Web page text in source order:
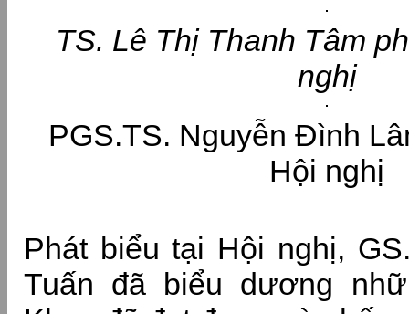
TS. Lê Thị Thanh Tâm
nghị
PGS.TS. Nguyễn Đình
Hội nghị
Phát biểu tại Hội nghị,
Tuấn đã biểu dương